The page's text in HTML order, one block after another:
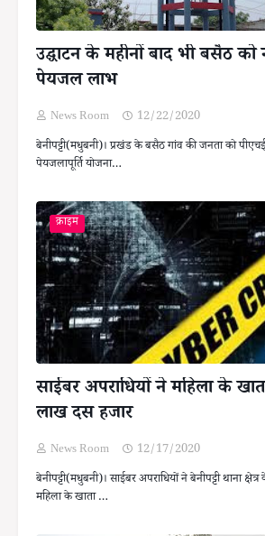
उद्घाटन के महीनों बाद भी बसैठ को
पेयजल लाभ
News Room
12/22/2020
बेनीपट्टी(मधुबनी)। प्रखंड के बसैठ गांव की जनता को
पेयजलापूर्ति योजना…
क्राइम
साईबर अपराधियों ने महिला के
लाख दस हजार
News Room
12/17/2020
बेनीपट्टी(मधुबनी)। साईबर अपराधियों ने बेनीपट्टी थाना
महिला के खाता …